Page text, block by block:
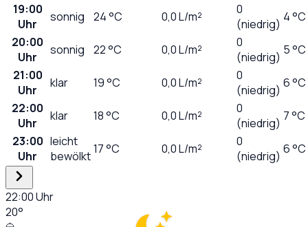
19:00
Uhr
sonnig 24°C 0,0L/m²
0
(niedrig) 4 °C
20:00
Uhr
sonnig 22°C 0,0L/m²
0
(niedrig) 5 °C
21:00
Uhr
klar 19°C 0,0L/m²
0
(niedrig) 6 °C
22:00
Uhr
klar 18°C 0,0L/m²
0
(niedrig) 7 °C
23:00
Uhr
leicht
bewölkt17°C 0,0L/m²
0
(niedrig) 6 °C
22:00Uhr
20°